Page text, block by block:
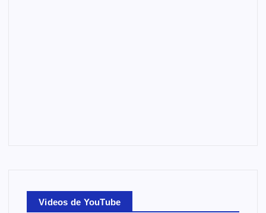
Videos de YouTube